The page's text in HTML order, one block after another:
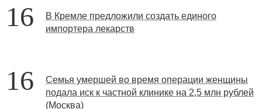
16
В Кремле предложили создать единого
импортера лекарств
16
Семья умершей во время операции женщины
подала иск к частной клинике на 2,5 млн рублей
(Москва)